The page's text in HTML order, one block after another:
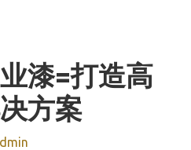
漆=打造高
方案